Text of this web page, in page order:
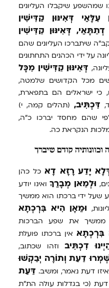
שמהשפע שיקבלו העליונים
עִלָּאֵי דְּאִינּוּן
קַדִּישִׁין
דְתַתָּאֵי, דְּאִינּוּן קַדִּישִׁין
שיתברכו העליונים שהם
על ידי הכהנים התחתונים
דְּאִינּוּן קַדִּישִׁין מִכָּל
מכל הקדושים שלמטה,
כי ישראלים הם בתפארת,
דִּכְתִּיב, (תהלים קמה, י)
שהם מחסד יברכו כ"ה,
הנקראת כה.
קודם שיברך
יָדַע רָזָא דָאכל כהן
וּלְמַאן מְבָרֵךְואינו יודע
שעל ידי ברכתו הוא ממשיך
וּמֵאָן הִיא בִּרְכְתָא
ממשיך את שפע הברכות
בִּרְכְתָאאין ברכתו פועלת
דִכְתִּיבוזהו שכתוב,
דַעַת וְתוֹרָה יְבַקְשׁוּ
דעת נאמר, ומשיב. דַּעַת
(כי בגדלות עולה הת"ת